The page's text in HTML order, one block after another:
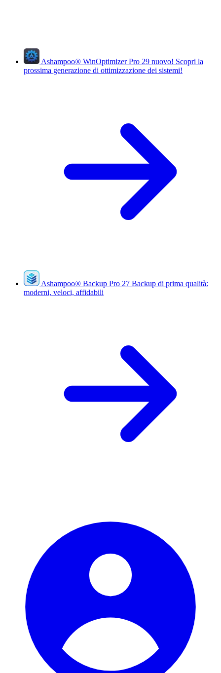
Ashampoo® WinOptimizer Pro 29 nuovo! Scopri la
prossima generazione di ottimizzazione dei sistemi!
Ashampoo® Backup Pro 27 Backup di prima qualità:
moderni, veloci, affidabili